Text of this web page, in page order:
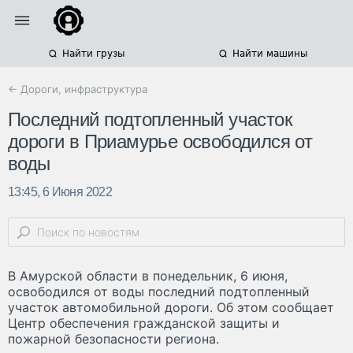
Найти грузы Найти машины
← Дороги, инфраструктура
Последний подтопленный участок
дороги в Приамурье освободился от
воды
13:45, 6 Июня 2022
В Амурской области в понедельник, 6 июня,
освободился от воды последний подтопленный
участок автомобильной дороги. Об этом сообщает
Центр обеспечения гражданской защиты и
пожарной безопасности региона.